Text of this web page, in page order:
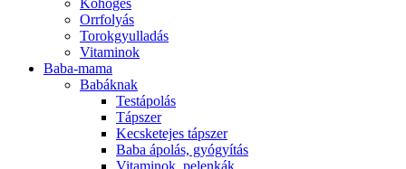
Köhögés
Orrfolyás
Torokgyulladás
Vitaminok
Baba-mama
Babáknak
Testápolás
Tápszer
Kecsketejes tápszer
Baba ápolás, gyógyítás
Vitaminok, pelenkák